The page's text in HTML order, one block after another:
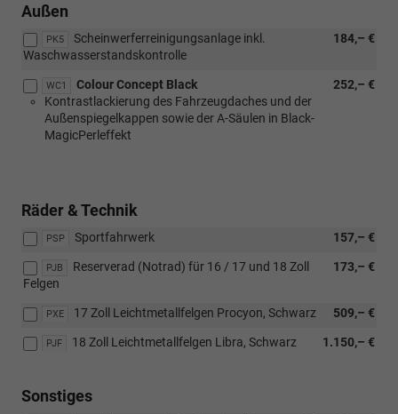
Außen
PK5 184,– €
Scheinwerferreinigungsanlage inkl.
Waschwasserstandskontrolle
WC1 252,– €
Colour Concept Black
Kontrastlackierung des Fahrzeugdaches und der
Außenspiegelkappen sowie der A-Säulen in Black-
MagicPerleffekt
Räder & Technik
PSP 157,– €
Sportfahrwerk
PJB 173,– €
Reserverad (Notrad) für 16 / 17 und 18 Zoll
Felgen
PXE 509,– €
17 Zoll Leichtmetallfelgen Procyon, Schwarz
PJF 1.150,– €
18 Zoll Leichtmetallfelgen Libra, Schwarz
Sonstiges